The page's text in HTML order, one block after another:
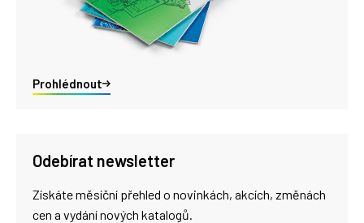
Prohlédnout
Odebírat newsletter
Získáte měsíční přehled o novinkách, akcích, změnách
cen a vydání nových katalogů.